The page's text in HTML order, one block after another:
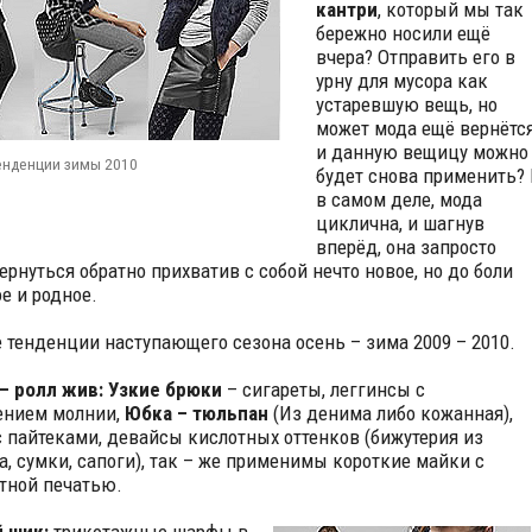
зимы 2010
кантри, который мы так
бережно носили ещё
вчера? Отправить его в
урну для мусора как
устаревшую вещь, но
может мода ещё
и данную вещицу можно
будет снова применить?
в самом деле, мода
циклична, и шагнув
вперёд, она запросто
обратно прихватив с собой нечто новое, но до боли
и родное.
наступающего сезона осень – зима 2009 – 2010.
ролл жив: Узкие брюки – сигареты, леггинсы с
молнии, Юбка – тюльпан (Из денима либо кожанная),
пайтеками, девайсы кислотных оттенков (бижутерия из
сумки, сапоги), так – же применимы короткие майки с
печатью.